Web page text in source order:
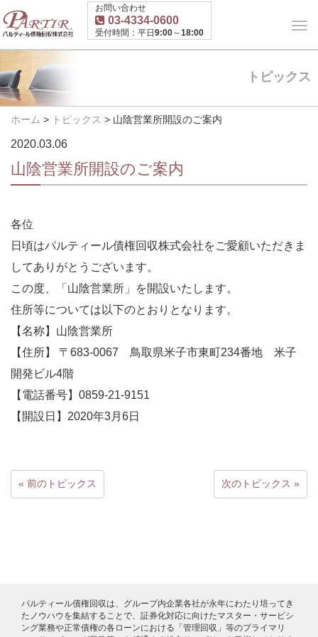
お問い合わせ
03-4334-0600
受付時間：平日9:00～18:00
トピックス
ホーム > トピックス > 山陰営業所開設のご案内
2020.03.06
山陰営業所開設のご案内
各位
日頃はパルティール債権回収株式会社をご愛顧いただきま
してありがとうございます。
この度、「山陰営業所」を開設いたします。
住所等については以下のとおりとなります。
【名称】山陰営業所
【住所】 〒683-0067 鳥取県米子市東町234番地 米子
開発ビル4階
【電話番号】0859-21-9151
【開設日】2020年3月6日
« 前のトピックス 次のトピックス »
パルティール債権回収は、グループ内企業各社が永年にわたり培ってき
たノウハウを集結することで、証券化対応に向けたマスター・サービシ
ング業務や正常債権の各ローンにおける「管理回収」等のプライマリ